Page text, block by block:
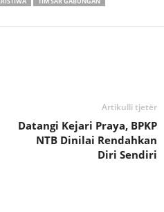
Artikulli tjetër
Datangi Kejari Praya, BPKP
NTB Dinilai Rendahkan
Diri Sendiri